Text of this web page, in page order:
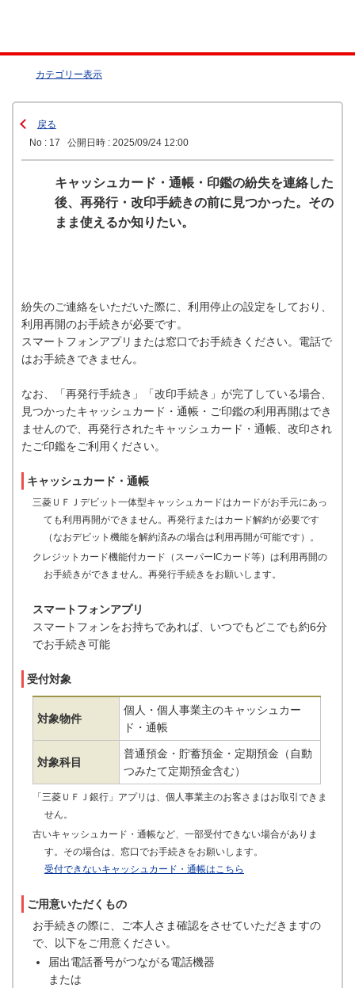
カテゴリー表示
戻る
No : 17
公開日時 : 2025/09/24 12:00
キャッシュカード・通帳・印鑑の紛失を連絡した
後、再発行・改印手続きの前に見つかった。その
まま使えるか知りたい。
紛失のご連絡をいただいた際に、利用停止の設定をしており、
利用再開のお手続きが必要です。
スマートフォンアプリまたは窓口でお手続きください。電話で
はお手続きできません。
なお、「再発行手続き」「改印手続き」が完了している場合、
見つかったキャッシュカード・通帳・ご印鑑の利用再開はでき
ませんので、再発行されたキャッシュカード・通帳、改印され
たご印鑑をご利用ください。
キャッシュカード・通帳
三菱ＵＦＪデビット一体型キャッシュカードはカードがお手元にあっ
ても利用再開ができません。再発行またはカード解約が必要です
（なおデビット機能を解約済みの場合は利用再開が可能です）。
クレジットカード機能付カード（スーパーICカード等）は利用再開の
お手続きができません。再発行手続きをお願いします。
スマートフォンアプリ
スマートフォンをお持ちであれば、いつでもどこでも約6分
でお手続き可能
受付対象
対象物件
個人・個人事業主のキャッシュカー
ド・通帳
対象科目
普通預金・貯蓄預金・定期預金（自動
つみたて定期預金含む）
「三菱ＵＦＪ銀行」アプリは、個人事業主のお客さまはお取引できま
せん。
古いキャッシュカード・通帳など、一部受付できない場合がありま
す。その場合は、窓口でお手続きをお願いします。
受付できないキャッシュカード・通帳はこちら
ご用意いただくもの
お手続きの際に、ご本人さま確認をさせていただきますの
で、以下をご用意ください。
届出電話番号がつながる電話機器
または